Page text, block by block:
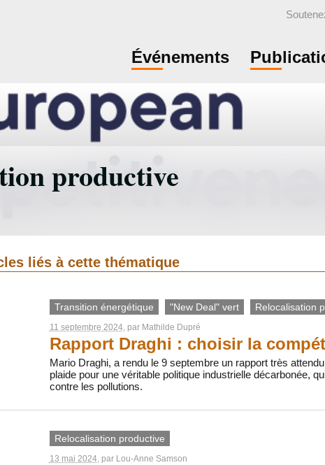
Événements
productive
liés à cette thématique
Transition énergétique "New Deal" vert Relocalisation
11 septembre 2024, par Mathilde Dupré
Rapport Draghi : choisir la
Mario Draghi, a rendu le 9 septembre un rapport très
plaide pour une véritable politique industrielle décarbonée,
contre les pollutions.
Relocalisation productive
13 mai 2024, par Lou-Anne Samson